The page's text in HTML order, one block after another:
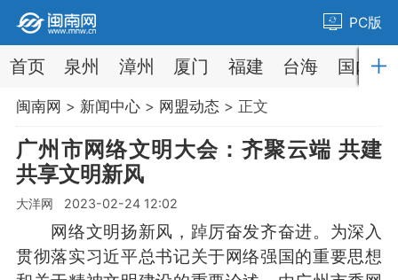
PC版
首页 泉州 漳州 厦门 福建 台海 国内
闽南网 > 新闻中心> 网盟动态> 正文
广州市网络文明大会：齐聚云端 共建
共享文明新风
大洋网 2023-02-24 12:02
网络文明扬新风，踔厉奋发齐奋进。为深入
贯彻落实习近平总书记关于网络强国的重要思想